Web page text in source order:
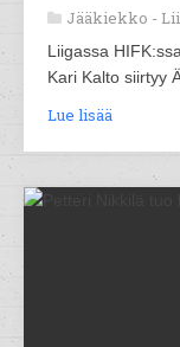
Jääkiekko -
Liigassa
Kari Kalto siirtyy
Lue lisää